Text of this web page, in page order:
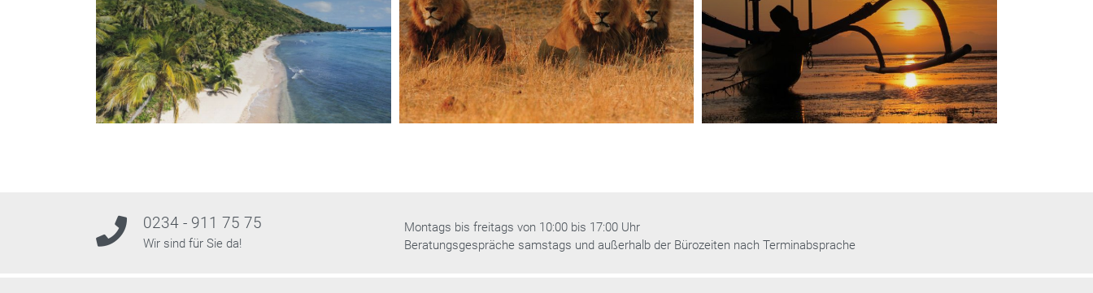
0234 - 911 75 75
Wir sind für Sie da!
Montags bis freitags von 10:00 bis 17:00 Uhr
Beratungsgespräche samstags und außerhalb der Bürozeiten nach Terminabsprache